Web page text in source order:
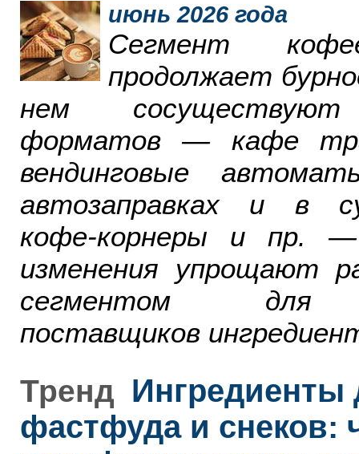
июнь 2026 года
Сегмент
продолжает
нем
форматов — кафе
вендинговые
автозаправках и в
кофе-корнеры и пр.
изменения упрощают
сегментом для
поставщиков
Тренд Ингредиенты
фастфуда и снеков: